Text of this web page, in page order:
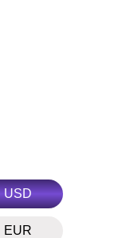
USD
EUR